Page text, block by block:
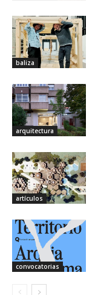
baliza
arquitectura
artículos
convocatorias